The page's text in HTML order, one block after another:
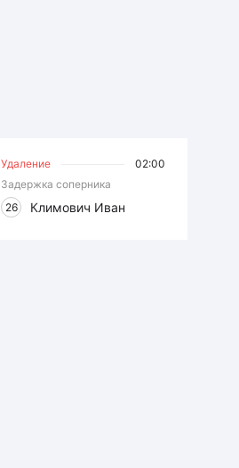
Удаление
02:00
Задержка соперника
26
Климович Иван